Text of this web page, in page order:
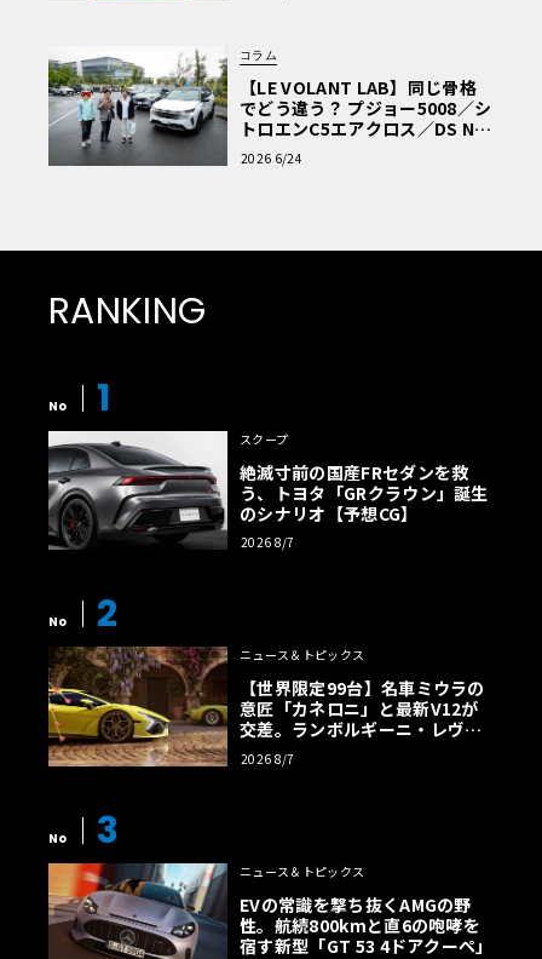
コラム
【LE VOLANT LAB】同じ骨格
でどう違う？ プジョー5008／シ
トロエンC5エアクロス／DS Nº4
読者一気乗りレポート
2026 6/24
RANKING
No 1
スクープ
絶滅寸前の国産FRセダンを救
う、トヨタ「GRクラウン」誕生
のシナリオ【予想CG】
2026 8/7
No 2
ニュース＆トピックス
【世界限定99台】名車ミウラの
意匠「カネロニ」と最新V12が
交差。ランボルギーニ・レヴエ
ルトに60周年記念車が登場
2026 8/7
No 3
ニュース＆トピックス
EVの常識を撃ち抜くAMGの野
性。航続800kmと直6の咆哮を
宿す新型「GT 53 4ドアクーペ」